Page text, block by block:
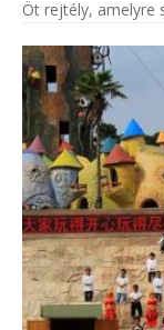
Öt rejtély, amelyre